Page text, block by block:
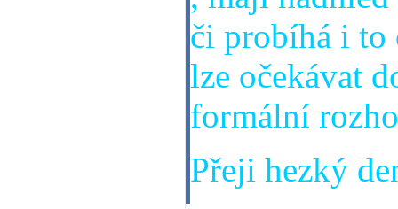
či probíhá i to
lze očekávat
formální
Přeji hezký